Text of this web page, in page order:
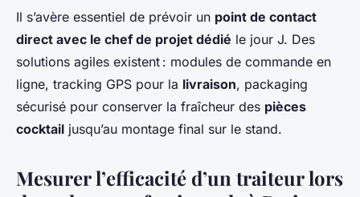
Il s’avère essentiel de prévoir un point de contact
direct avec le chef de projet dédié le jour J. Des
solutions agiles existent : modules de commande en
ligne, tracking GPS pour la livraison, packaging
sécurisé pour conserver la fraîcheur des pièces
cocktail jusqu’au montage final sur le stand.
Mesurer l’efficacité d’un traiteur lors